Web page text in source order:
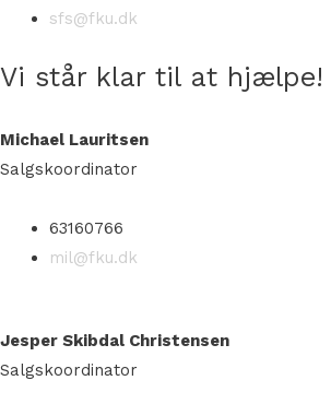
sfs@fku.dk
Vi står klar til at hjælpe!
Michael Lauritsen
Salgskoordinator
63160766
mil@fku.dk
Jesper Skibdal Christensen
Salgskoordinator